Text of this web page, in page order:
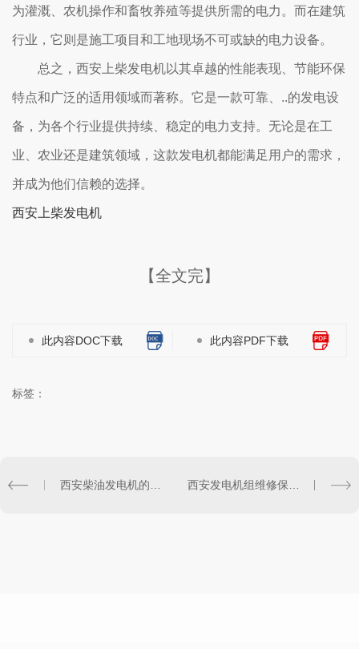
为灌溉、农机操作和畜牧养殖等提供所需的电力。而在建筑
行业，它则是施工项目和工地现场不可或缺的电力设备。
总之，西安上柴发电机以其卓越的性能表现、节能环保
特点和广泛的适用领域而著称。它是一款可靠、..的发电设
备，为各个行业提供持续、稳定的电力支持。无论是在工
业、农业还是建筑领域，这款发电机都能满足用户的需求，
并成为他们信赖的选择。
西安上柴发电机
【全文完】
此内容DOC下载 此内容PDF下载
标签：